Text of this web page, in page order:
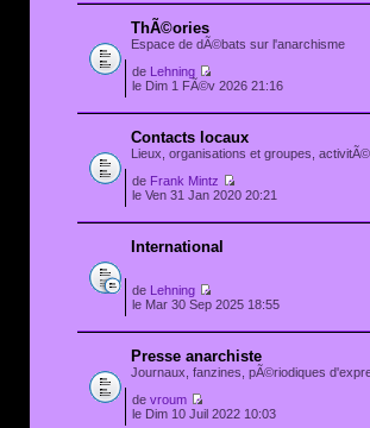
ThÃ©ories
Espace de dÃ©bats sur l'anarchisme
de
Lehning
le Dim 1 FÃ©v 2026 21:16
Contacts locaux
Lieux, organisations et groupes,
de Frank Mintz
le Ven 31 Jan 2020 20:21
International
de
Lehning
le Mar 30 Sep 2025 18:55
Presse anarchiste
Journaux, fanzines, pÃ©riodiques
de vroum
le Dim 10 Juil 2022 10:03